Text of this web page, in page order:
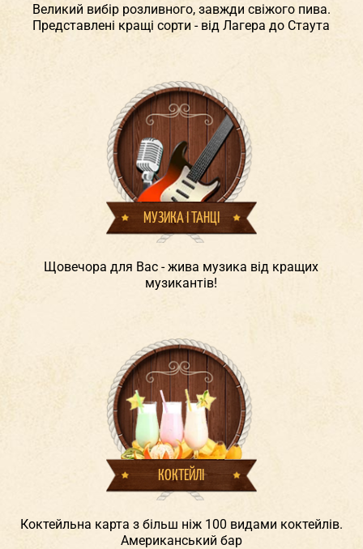
Великий вибір розливного, завжди свіжого пива.
Представлені кращі сорти - від Лагера до Стаута
МУЗИКА І ТАНЦІ
Щовечора для Вас - жива музика від кращих
музикантів!
КОКТЕЙЛІ
Коктейльна карта з більш ніж 100 видами коктейлів.
Американський бар